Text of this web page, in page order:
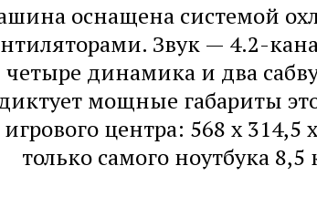
оснащена системой
Звук — 4.2-
четыре динамика и два
мощные габариты
игрового центра: 568 х 314,5
только самого ноутбука